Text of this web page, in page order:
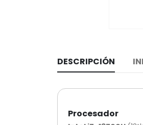
DESCRIPCIÓN
Procesador